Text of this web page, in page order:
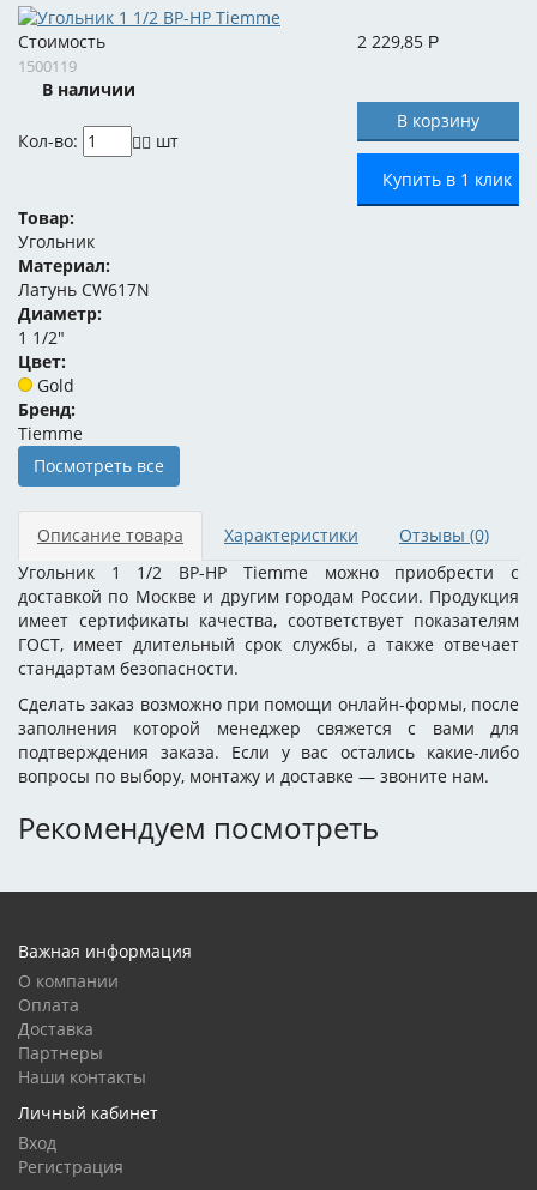
Стоимость 2 229,85 Р
1500119
В наличии
Кол-во:
шт
Купить в 1 клик
Товар:
Угольник
Материал:
Латунь CW617N
Диаметр:
1 1/2"
Цвет:
Gold
Бренд:
Tiemme
Посмотреть все
Описание товара Характеристики Отзывы (0)
Угольник 1 1/2 ВР-НР Tiemme можно приобрести с
доставкой по Москве и другим городам России. Продукция
имеет сертификаты качества, соответствует показателям
ГОСТ, имеет длительный срок службы, а также отвечает
стандартам безопасности.
Сделать заказ возможно при помощи онлайн-формы, после
заполнения которой менеджер свяжется с вами для
подтверждения заказа. Если у вас остались какие-либо
вопросы по выбору, монтажу и доставке — звоните нам.
Рекомендуем посмотреть
Важная информация
О компании
Оплата
Доставка
Партнеры
Наши контакты
Личный кабинет
Вход
Регистрация